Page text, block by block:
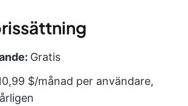
Gratis
$/månad per användare,